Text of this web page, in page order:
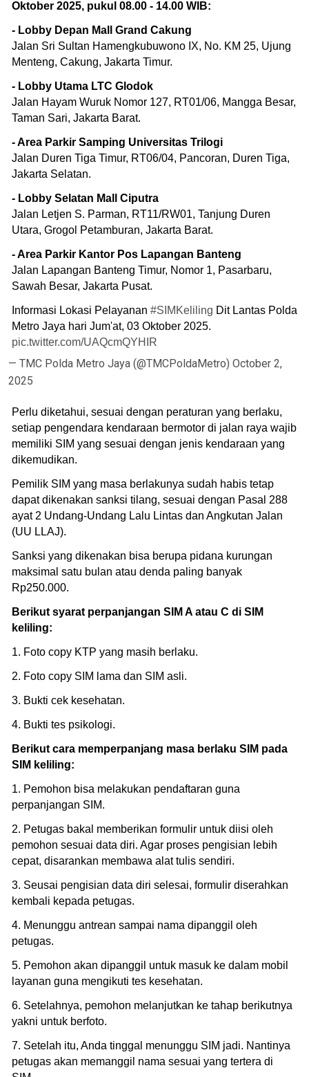
Oktober 2025, pukul 08.00 - 14.00 WIB:
- Lobby Depan Mall Grand Cakung
Jalan Sri Sultan Hamengkubuwono IX, No. KM 25, Ujung
Menteng, Cakung, Jakarta Timur.
- Lobby Utama LTC Glodok
Jalan Hayam Wuruk Nomor 127, RT01/06, Mangga Besar,
Taman Sari, Jakarta Barat.
- Area Parkir Samping Universitas Trilogi
Jalan Duren Tiga Timur, RT06/04, Pancoran, Duren Tiga,
Jakarta Selatan.
- Lobby Selatan Mall Ciputra
Jalan Letjen S. Parman, RT11/RW01, Tanjung Duren
Utara, Grogol Petamburan, Jakarta Barat.
- Area Parkir Kantor Pos Lapangan Banteng
Jalan Lapangan Banteng Timur, Nomor 1, Pasarbaru,
Sawah Besar, Jakarta Pusat.
Informasi Lokasi Pelayanan #SIMKeliling Dit Lantas Polda
Metro Jaya hari Jum'at, 03 Oktober 2025.
pic.twitter.com/UAQcmQYHIR
— TMC Polda Metro Jaya (@TMCPoldaMetro) October 2,
2025
Perlu diketahui, sesuai dengan peraturan yang berlaku,
setiap pengendara kendaraan bermotor di jalan raya wajib
memiliki SIM yang sesuai dengan jenis kendaraan yang
dikemudikan.
Pemilik SIM yang masa berlakunya sudah habis tetap
dapat dikenakan sanksi tilang, sesuai dengan Pasal 288
ayat 2 Undang-Undang Lalu Lintas dan Angkutan Jalan
(UU LLAJ).
Sanksi yang dikenakan bisa berupa pidana kurungan
maksimal satu bulan atau denda paling banyak
Rp250.000.
Berikut syarat perpanjangan SIM A atau C di SIM
keliling:
1. Foto copy KTP yang masih berlaku.
2. Foto copy SIM lama dan SIM asli.
3. Bukti cek kesehatan.
4. Bukti tes psikologi.
Berikut cara memperpanjang masa berlaku SIM pada
SIM keliling:
1. Pemohon bisa melakukan pendaftaran guna
perpanjangan SIM.
2. Petugas bakal memberikan formulir untuk diisi oleh
pemohon sesuai data diri. Agar proses pengisian lebih
cepat, disarankan membawa alat tulis sendiri.
3. Seusai pengisian data diri selesai, formulir diserahkan
kembali kepada petugas.
4. Menunggu antrean sampai nama dipanggil oleh
petugas.
5. Pemohon akan dipanggil untuk masuk ke dalam mobil
layanan guna mengikuti tes kesehatan.
6. Setelahnya, pemohon melanjutkan ke tahap berikutnya
yakni untuk berfoto.
7. Setelah itu, Anda tinggal menunggu SIM jadi. Nantinya
petugas akan memanggil nama sesuai yang tertera di